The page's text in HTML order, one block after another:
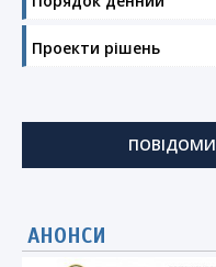
Проекти рішень
АНОНСИ